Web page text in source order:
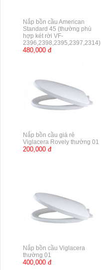
Nắp bồn cầu American
Standard 45 (thường phù
hợp két rời VF-
2396,2398,2395,2397,2314)
480,000 đ
Nắp bồn cầu giá rẻ
Viglacera Rovely thường 01
200,000 đ
Nắp bồn cầu Viglacera
thường 01
400,000 đ